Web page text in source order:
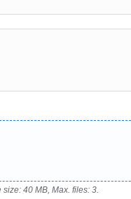
40 MB, Max. files: 3.